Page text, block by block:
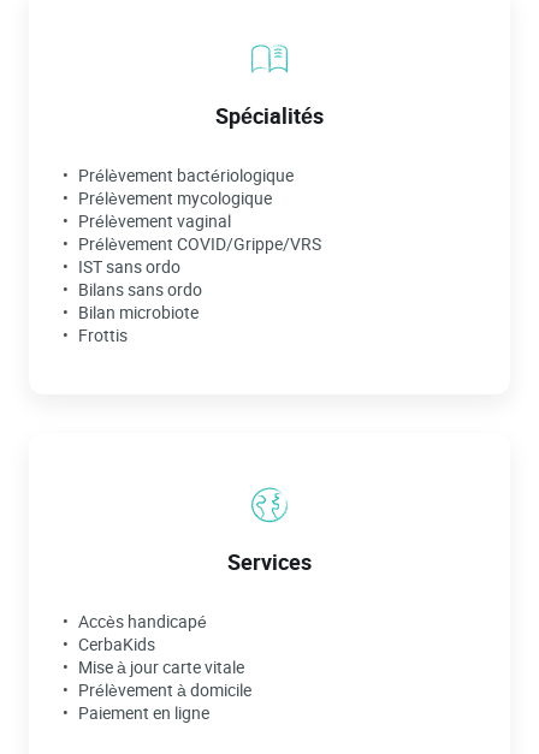
Spécialités
Prélèvement bactériologique
Prélèvement mycologique
Prélèvement vaginal
Prélèvement COVID/Grippe/VRS
IST sans ordo
Bilans sans ordo
Bilan microbiote
Frottis
Services
Accès handicapé
CerbaKids
Mise à jour carte vitale
Prélèvement à domicile
Paiement en ligne